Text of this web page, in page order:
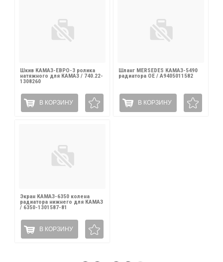
Шкив КАМАЗ-ЕВРО-3 ролика
натяжного для КАМАЗ / 740.22-
1308260
В КОРЗИНУ
Шланг MERSEDES КАМАЗ-5490
радиатора OE / A9405011582
В КОРЗИНУ
Экран КАМАЗ-6350 колена
радиатора нижнего для КАМАЗ
/ 6350-1301587-81
В КОРЗИНУ